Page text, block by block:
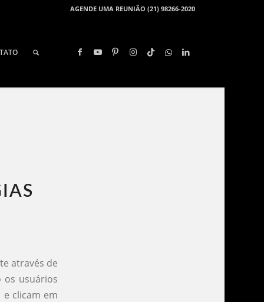
AGENDE UMA REUNIÃO (21) 98266-2020
através de
os usuários
clicam em